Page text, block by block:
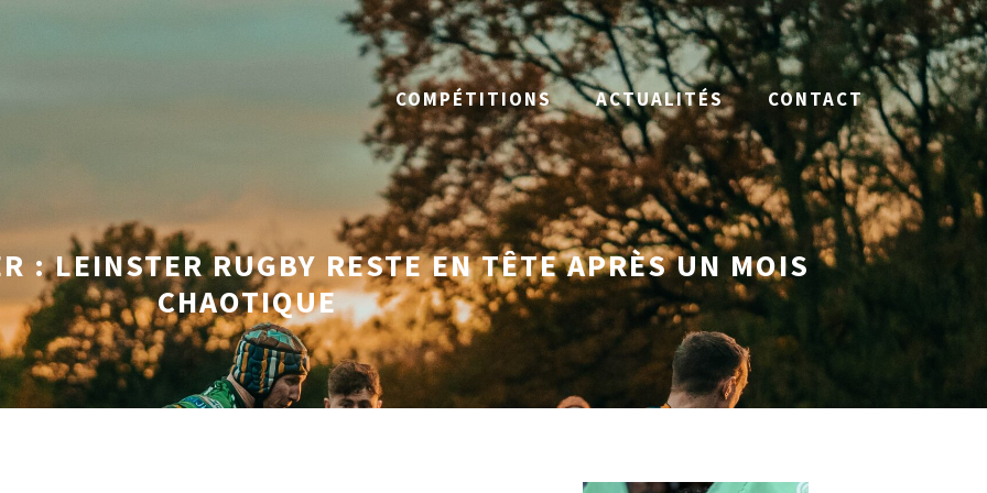
COMPÉTITIONS ACTUALITÉS CONTACT
: LEINSTER RUGBY RESTE EN TÊTE APRÈS UN MOIS
CHAOTIQUE